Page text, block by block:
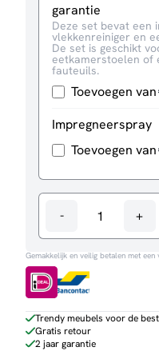
garantie
Deze set bevat een
vlekkenreiniger en
De set is geschikt
eetkamerstoelen of
fauteuils.
Toevoegen van
Impregneerspray
Toevoegen van
-
Eetkamerstoel
Fer
aantal
+
Gemakkelijk en veilig betalen met
Trendy meubels voor de
Gratis retour
2 jaar garantie